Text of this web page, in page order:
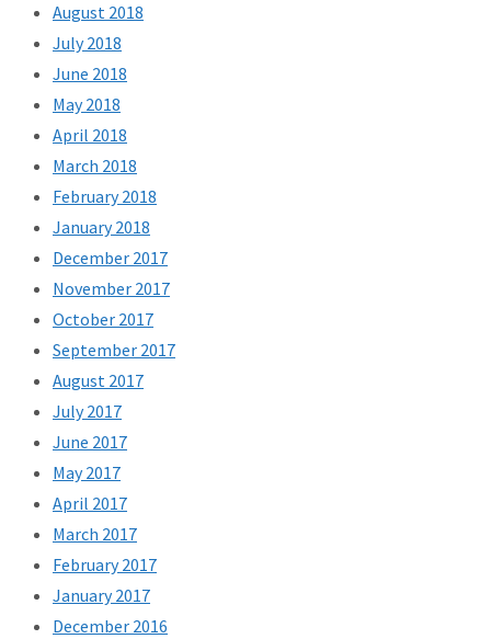
August 2018
July 2018
June 2018
May 2018
April 2018
March 2018
February 2018
January 2018
December 2017
November 2017
October 2017
September 2017
August 2017
July 2017
June 2017
May 2017
April 2017
March 2017
February 2017
January 2017
December 2016